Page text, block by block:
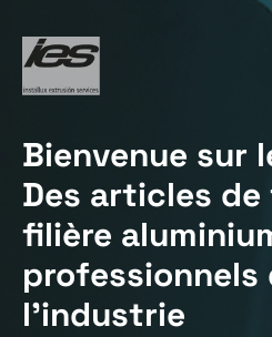
Bienvenue sur
Des articles
filière
professionnels
l’industrie